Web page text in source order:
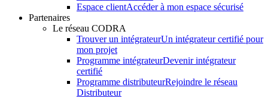
Espace clientAccéder à mon espace sécurisé
Partenaires
Le réseau CODRA
Trouver un intégrateurUn intégrateur certifié pour
mon projet
Programme intégrateurDevenir intégrateur
certifié
Programme distributeurRejoindre le réseau
Distributeur